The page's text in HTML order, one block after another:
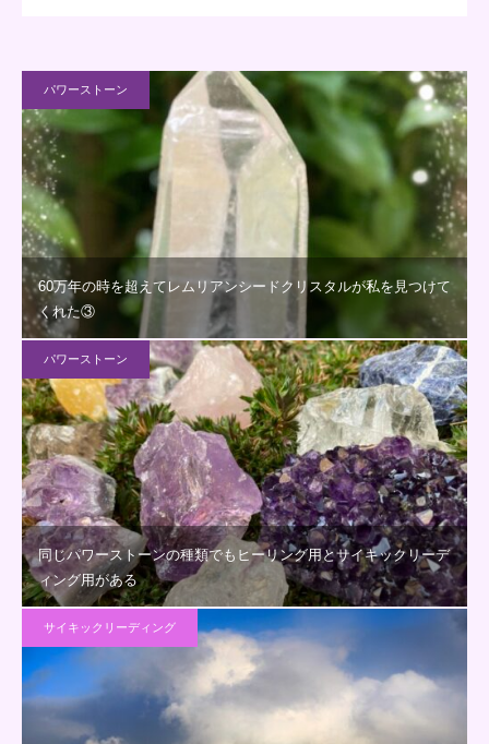
パワーストーン
60万年の時を超えてレムリアンシードクリスタルが私を見つけて
くれた③
パワーストーン
同じパワーストーンの種類でもヒーリング用とサイキックリーデ
ィング用がある
サイキックリーディング